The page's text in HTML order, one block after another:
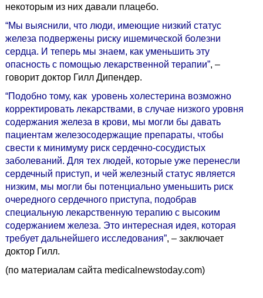
некоторым из них давали плацебо.
“Мы выяснили, что люди, имеющие низкий статус
железа подвержены риску ишемической болезни
сердца. И теперь мы знаем, как уменьшить эту
опасность с помощью лекарственной терапии”, –
говорит доктор Гилл Дипендер.
“Подобно тому, как уровень холестерина возможно
корректировать лекарствами, в случае низкого уровня
содержания железа в крови, мы могли бы давать
пациентам железосодержащие препараты, чтобы
свести к минимуму риск сердечно-сосудистых
заболеваний. Для тех людей, которые уже перенесли
сердечный приступ, и чей железный статус является
низким, мы могли бы потенциально уменьшить риск
очередного сердечного приступа, подобрав
специальную лекарственную терапию с высоким
содержанием железа. Это интересная идея, которая
требует дальнейшего исследования”, – заключает
доктор Гилл.
(по материалам сайта medicalnewstoday.com)